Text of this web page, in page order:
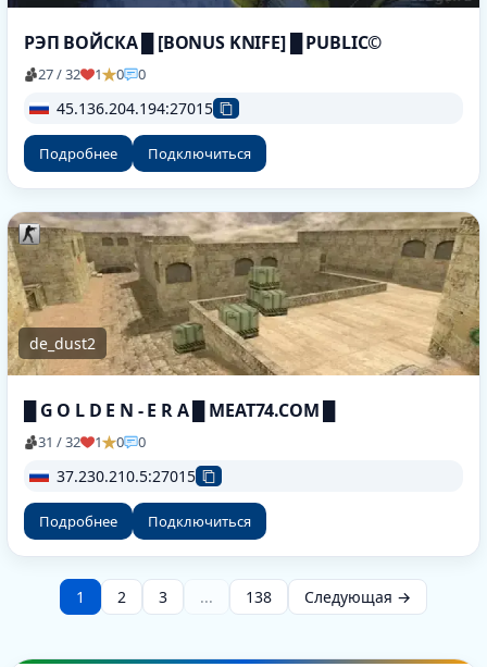
РЭП ВОЙСКА █ [BONUS KNIFE] █ PUBLIC©
27 / 32 1 0 0
45.136.204.194:27015
Подробнее Подключиться
de_dust2
█ G O L D E N - E R A █ MEAT74.COM █
31 / 32 1 0 0
37.230.210.5:27015
Подробнее Подключиться
1 2 3 ... 138 Следующая →